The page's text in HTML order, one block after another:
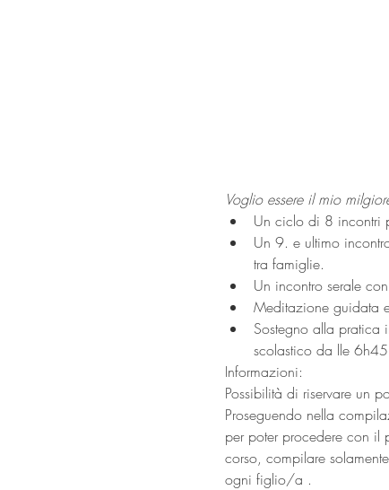
Voglio essere il mio
Un ciclo di 8 incontri
Un 9. e ultimo
tra famiglie.
Un incontro serale
Meditazione guidata
Sostegno alla
scolastico da lle
Informazioni:
Possibilità di riservare un
Proseguendo nella
per poter procedere con il
corso, compilare
ogni figlio/a .